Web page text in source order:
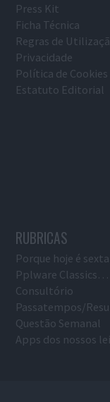
Press Kit
Ficha Técnica
Regras de
Privacidade
Política de Cookies
Estatuto Editorial
RUBRICAS
Porque hoje é sexta
Pplware Classics…
Consultório
Passatempos/
Questão Semanal
Apps dos nossos